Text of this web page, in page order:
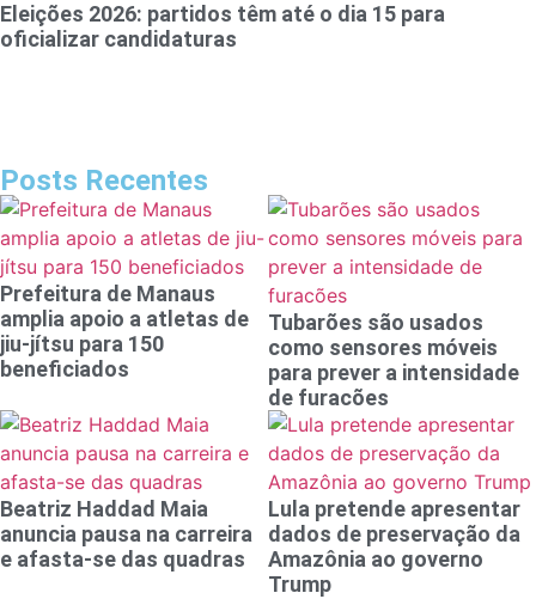
Eleições 2026: partidos têm até o dia 15 para
oficializar candidaturas
Posts Recentes
Prefeitura de Manaus
amplia apoio a atletas de
jiu-jítsu para 150
beneficiados
Tubarões são usados
como sensores móveis
para prever a intensidade
de furacões
Beatriz Haddad Maia
anuncia pausa na carreira
e afasta-se das quadras
Lula pretende apresentar
dados de preservação da
Amazônia ao governo
Trump